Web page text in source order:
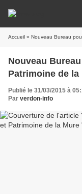
Accueil » Nouveau Bureau
Nouveau Bureau
Patrimoine de la
Publié le 31/03/2015 à
Par verdon-info